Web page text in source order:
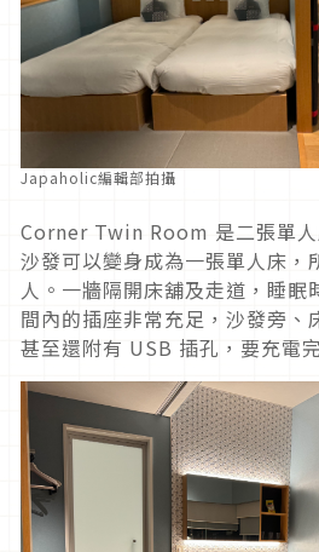
Japaholic編輯部拍攝
Corner Twin Room 是二張單
沙發可以變身成為一張單人床，
人。一牆隔開床舖及走道，睡眠
間內的插座非常充足，沙發旁、
甚至還附有 USB 插孔，要充電